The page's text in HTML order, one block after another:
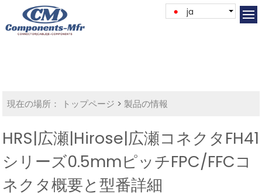
ja
現在の場所： トップページ >製品の情報
HRS|広瀬|Hirose|広瀬コネクタFH41
シリーズ0.5mmピッチFPC/FFCコ
ネクタ概要と型番詳細